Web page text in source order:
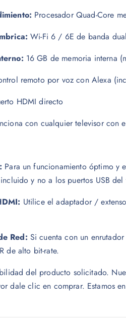
Procesador Quad-Core
Wi-Fi 6 / 6E de banda
16 GB de memoria interna
remoto por voz con Alexa
HDMI directo
con cualquier televisor con
Para un funcionamiento óptimo y
y no a los puertos USB del
Utilice el adaptador /
Red: Si cuenta con un
de alto bit-rate.
del producto solicitado.
dale clic en comprar. Estamos